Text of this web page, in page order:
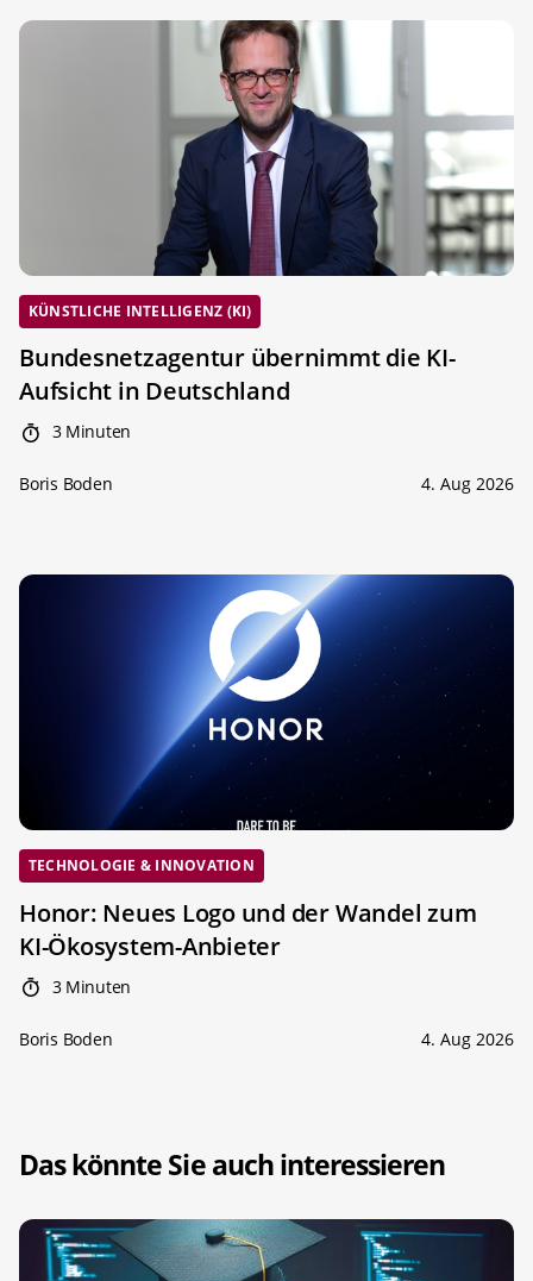
KÜNSTLICHE INTELLIGENZ (KI)
Bundesnetzagentur übernimmt die KI-
Aufsicht in Deutschland
3 Minuten
Boris Boden 4. Aug 2026
TECHNOLOGIE & INNOVATION
Honor: Neues Logo und der Wandel zum
KI-Ökosystem-Anbieter
3 Minuten
Boris Boden 4. Aug 2026
Das könnte Sie auch interessieren